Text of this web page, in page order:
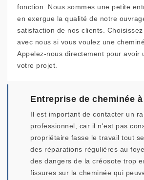
fonction. Nous sommes une petite
en exergue la qualité de notre
satisfaction de nos clients.
avec nous si vous voulez une
Appelez-nous directement pour avoir
votre projet.
Entreprise de cheminée
Il est important de contacter un
professionnel, car il n'est pas
propriétaire fasse le travail tout
des réparations régulières au
des dangers de la créosote trop
fissures sur la cheminée qui